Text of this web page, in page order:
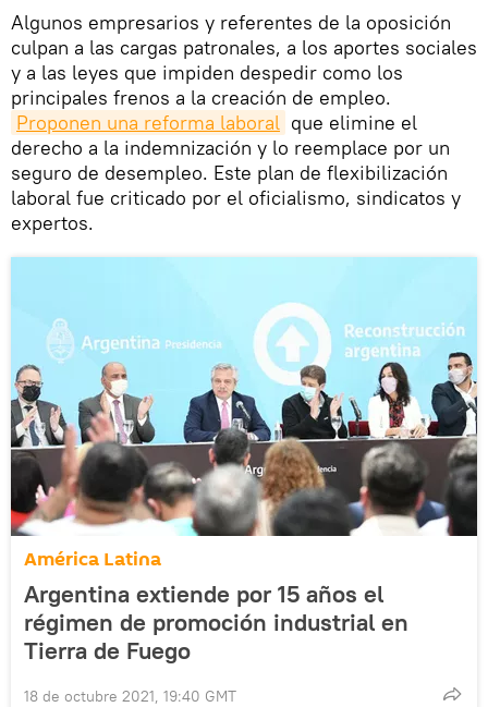
Algunos empresarios y referentes de la oposición
culpan a las cargas patronales, a los aportes sociales
y a las leyes que impiden despedir como los
principales frenos a la creación de empleo.
Proponen una reforma laboral que elimine el
derecho a la indemnización y lo reemplace por un
seguro de desempleo. Este plan de flexibilización
laboral fue criticado por el oficialismo, sindicatos y
expertos.
América Latina
Argentina extiende por 15 años el
régimen de promoción industrial en
Tierra de Fuego
18 de octubre 2021, 19:40 GMT